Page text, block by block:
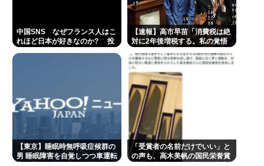
中国SNS なぜフランス人はこ
れほど日本が好きなのか? 投
【速報】高市早苗「消費税は絶
対に2年後増税する。私の覚悟
【東京】睡眠時無呼吸症候群の
男 睡眠障害を自覚しつつ車運転
「受賞者の名前だけでいい」と
の声も、高木美帆の国民栄誉賞